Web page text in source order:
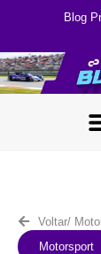
Blog
Voltar/
Motorsport